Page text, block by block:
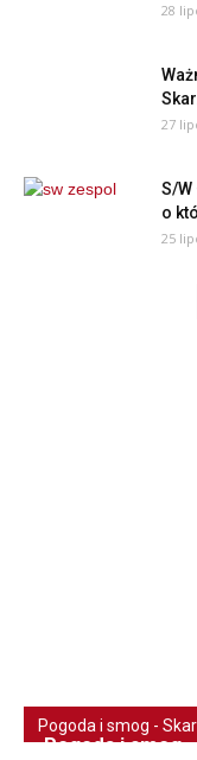
28
27
S/W
o
25
Pogoda i smog -
Pogoda i smog